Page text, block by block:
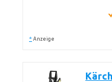
* Anzeige